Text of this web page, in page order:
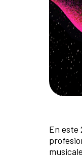
En este